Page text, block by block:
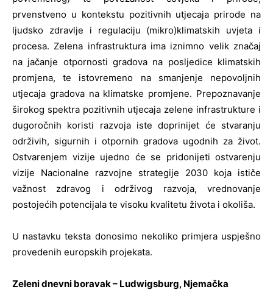
prvenstveno u kontekstu pozitivnih utjecaja prirode na
ljudsko zdravlje i regulaciju (mikro)klimatskih uvjeta i
procesa. Zelena infrastruktura ima iznimno velik značaj
na jačanje otpornosti gradova na posljedice klimatskih
promjena, te istovremeno na smanjenje nepovoljnih
utjecaja gradova na klimatske promjene. Prepoznavanje
širokog spektra pozitivnih utjecaja zelene infrastrukture i
dugoročnih koristi razvoja iste doprinijet će stvaranju
održivih, sigurnih i otpornih gradova ugodnih za život.
Ostvarenjem vizije ujedno će se pridonijeti ostvarenju
vizije Nacionalne razvojne strategije 2030 koja ističe
važnost zdravog i održivog razvoja, vrednovanje
postojećih potencijala te visoku kvalitetu života i okoliša.
U nastavku teksta donosimo nekoliko primjera uspješno
provedenih europskih projekata.
Zeleni dnevni boravak – Ludwigsburg, Njemačka